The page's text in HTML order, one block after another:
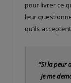
pour livrer ce
leur
qu’ils
“Si la peur
je me